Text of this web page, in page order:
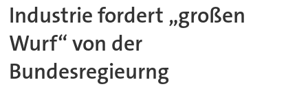
Industrie fordert „großen
Wurf“ von der
Bundesregieurng